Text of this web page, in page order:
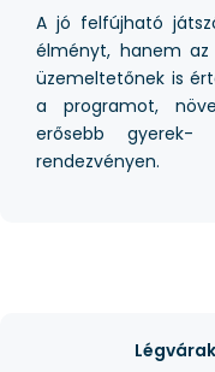
A jó felfújható
élményt, hanem az
üzemeltetőnek is
a programot,
erősebb
rendezvényen.